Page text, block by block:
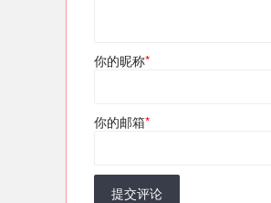
你的昵称*
你的邮箱*
提交评论